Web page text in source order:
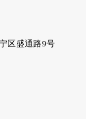
区盛通路9号